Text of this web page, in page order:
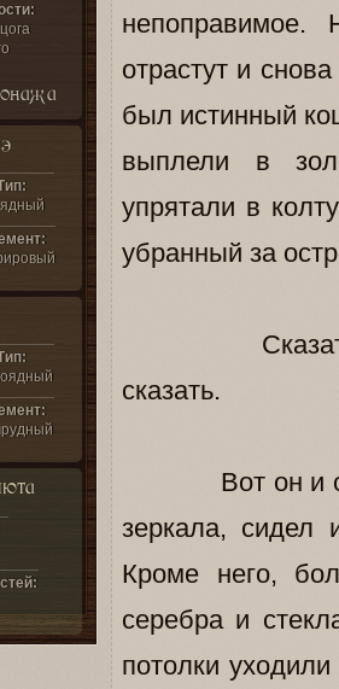
отрастут и
был истинный
выплели в
упрятали в
убранный за
Сказать,
сказать.
Вот он и
зеркала, сидел
Кроме него,
серебра и
потолки